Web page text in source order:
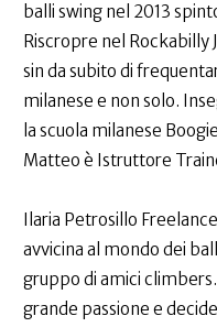
balli swing nel 2013
Riscropre nel Rockabilly
sin da subito di
milanese e non solo.
la scuola milanese
Matteo è Istruttore
Ilaria Petrosillo
avvicina al mondo dei
gruppo di amici
grande passione e